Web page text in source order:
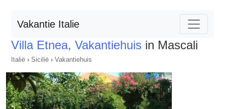
Vakantie Italie
Villa Etnea, Vakantiehuis in Mascali
Italië › Sicilië › Vakantiehuis